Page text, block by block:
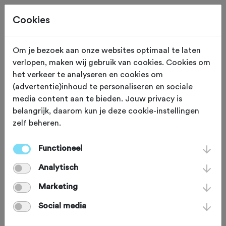
TRAINING Gewijzigd op 29 september 2017
Rijtechniek:
Aanvalshouding
Met de mountainbike over singletracks
en andere uitdagende paden rijden is
het mooiste wat er is. Maar sta je wel
eens stil bij jouw basisvaardigheden?
Cookies
Om je bezoek aan onze websites optimaal te laten
verlopen, maken wij gebruik van cookies. Cookies om
het verkeer te analyseren en cookies om
(advertentie)inhoud te personaliseren en sociale
media content aan te bieden. Jouw privacy is
belangrijk, daarom kun je deze cookie-instellingen
zelf beheren.
Functioneel
Analytisch
Marketing
Social media